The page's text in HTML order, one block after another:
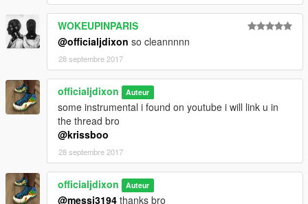
WOKEUPINPARIS
@officialjdixon so cleannnnn
28 septembre 2017
officialjdixon Auteur
some instrumental i found on youtube i will link u in
the thread bro
@krissboo
28 septembre 2017
officialjdixon Auteur
@messi3194 thanks bro